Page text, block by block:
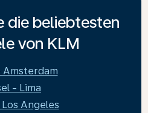
die beliebtesten
von KLM
Amsterdam
- Lima
Angeles